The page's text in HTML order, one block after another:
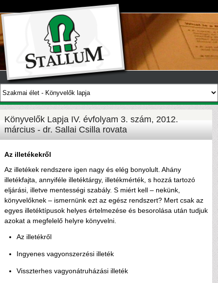
Könyvelők Lapja IV. évfolyam 3. szám, 2012.
március - dr. Sallai Csilla rovata
Az illetékekről
Az illetékek rendszere igen nagy és elég bonyolult. Ahány
illetékfajta, annyiféle illetéktárgy, illetékmérték, s hozzá tartozó
eljárási, illetve mentességi szabály. S miért kell – nekünk,
könyvelőknek – ismernünk ezt az egész rendszert? Mert csak az
egyes illetéktípusok helyes értelmezése és besorolása után tudjuk
azokat a megfelelő helyre könyvelni.
Az illetékről
Ingyenes vagyonszerzési illeték
Visszterhes vagyonátruházási illeték